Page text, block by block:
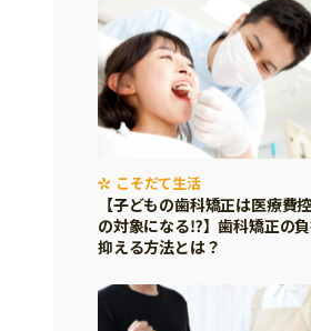
こそだて生活
【子どもの歯科矯正は医療費
の対象になる⁉】歯科矯正の
抑える方法とは？